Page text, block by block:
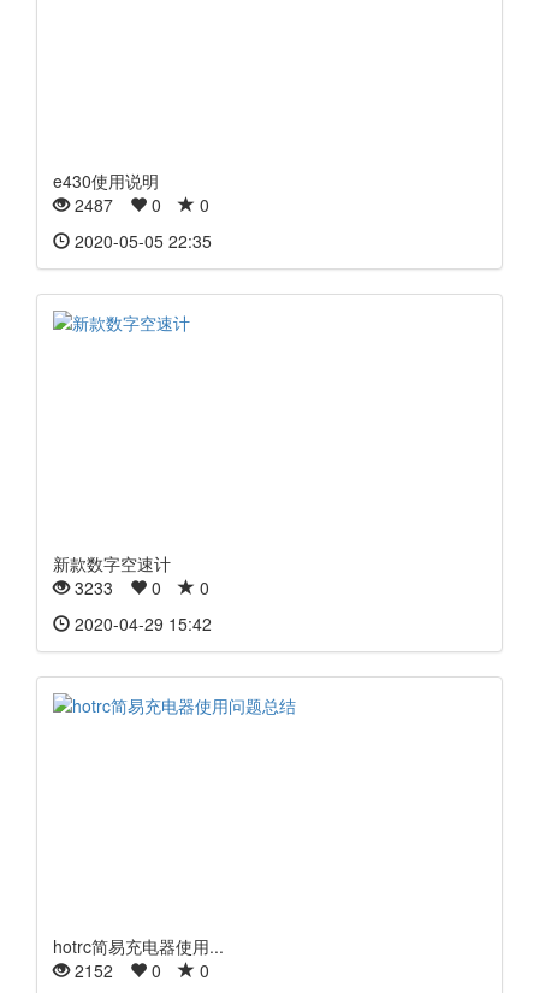
e430使用说明
2487
0
0
2020-05-05 22:35
新款数字空速计
3233
0
0
2020-04-29 15:42
hotrc简易充电器使用...
2152
0 0